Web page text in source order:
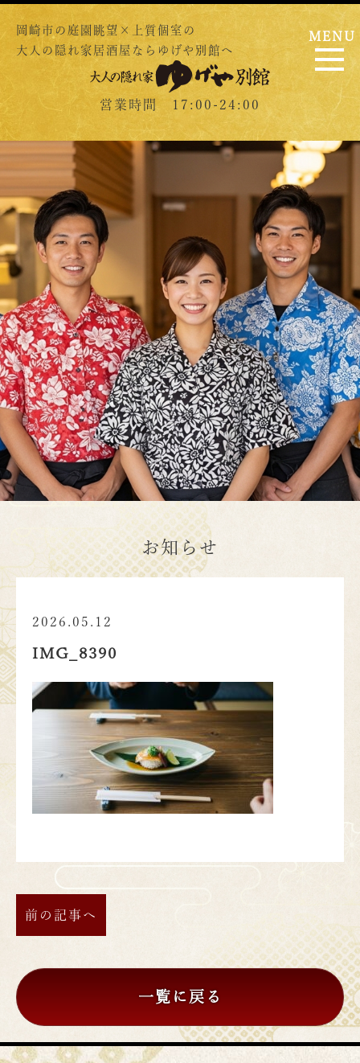
岡崎市の庭園眺望×上質個室の
大人の隠れ家居酒屋ならゆげや別館へ
営業時間 17:00-24:00
MENU
お知らせ
2026.05.12
IMG_8390
前の記事へ
一覧に戻る